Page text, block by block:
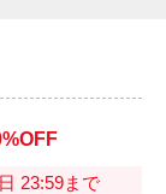
23:59まで